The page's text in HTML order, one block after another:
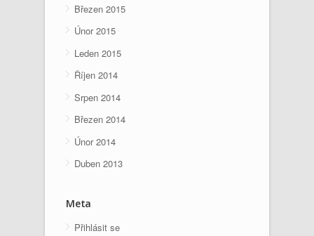
Březen 2015
Únor 2015
Leden 2015
Říjen 2014
Srpen 2014
Březen 2014
Únor 2014
Duben 2013
Meta
Přihlásit se